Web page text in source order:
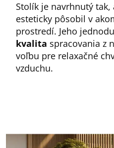
Stolík je navrhnutý
esteticky pôsobil v
prostredí. Jeho
kvalita spracovania z
voľbu pre relaxačné
vzduchu.